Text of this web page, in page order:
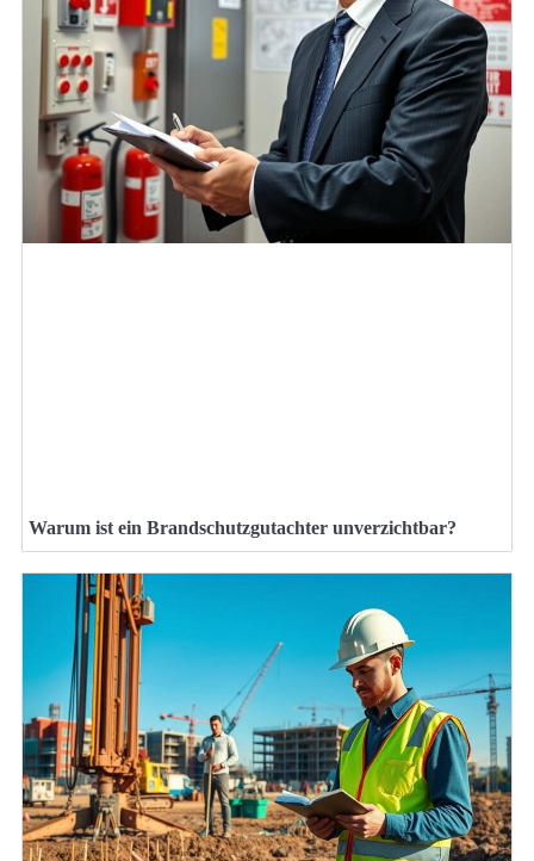
Warum ist ein Brandschutzgutachter unverzichtbar?